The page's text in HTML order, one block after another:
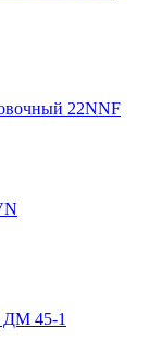
22NNF
ДМ 45-1